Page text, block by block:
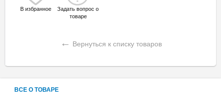
В избранное
Задать вопрос о
товаре
← Вернуться к списку товаров
ВСЕ О ТОВАРЕ